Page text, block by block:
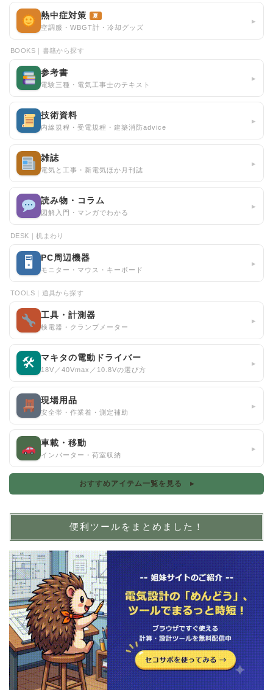
熱中症対策 夏
空調服・WBGT計・冷却グッズ
▸
BOOKS｜書籍から探す
参考書
電験三種・電気工事士のテキスト
▸
技術資料
内線規程・受電規程・建築消防advice
▸
雑誌
電気と工事・新電気ほか月刊誌
▸
読み物・コラム
図解入門・マンガでわかる
▸
DESK｜机まわり
🖥 PC周辺機器
モニター・マウス・キーボード
▸
TOOLS｜道具から探す
工具・計測器
検電器・クランプメーター
▸
🛠 マキタの電動ドライバー
18V／40Vmax／10.8Vの選び方
▸
現場用品
安全帯・作業着・測定補助
▸
車載・移動
インバーター・荷室収納
▸
おすすめアイテム一覧を見る ▸
便利ツールをまとめました！